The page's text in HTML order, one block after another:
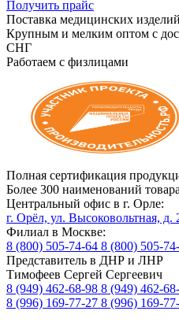
Получить прайс
Поставка медицинских
Крупным и мелким оптом с
СНГ
Работаем с физлицами
Полная сертификация
Более 300 наименований товара
Центральный офис в г. Орле:
г. Орёл, ул. Высоковольтная, д.
Филиал в Москве:
8 (800) 505-74-64 8 (800) 505-
Представитель в ДНР и ЛНР
Тимофеев Сергей Сергеевич
8 (949) 462-68-98 8 (949) 462-
8 (996) 169-77-27 8 (996) 169-